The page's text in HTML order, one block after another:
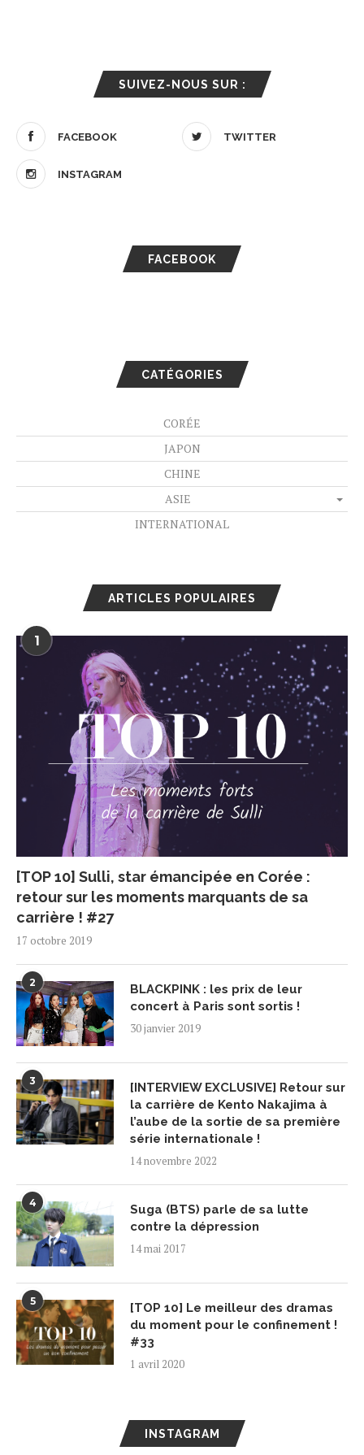
SUIVEZ-NOUS SUR :
FACEBOOK TWITTER
INSTAGRAM
FACEBOOK
CATÉGORIES
CORÉE
JAPON
CHINE
ASIE
INTERNATIONAL
ARTICLES POPULAIRES
1
[TOP 10] Sulli, star émancipée en Corée :
retour sur les moments marquants de sa
carrière ! #27
17 octobre 2019
2
BLACKPINK : les prix de leur
concert à Paris sont sortis !
30 janvier 2019
3
[INTERVIEW EXCLUSIVE] Retour sur
la carrière de Kento Nakajima à
l’aube de la sortie de sa première
série internationale !
14 novembre 2022
4
Suga (BTS) parle de sa lutte
contre la dépression
14 mai 2017
5
[TOP 10] Le meilleur des dramas
du moment pour le confinement !
#33
1 avril 2020
INSTAGRAM